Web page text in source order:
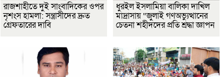
রাজশাহীতে দুই সাংবাদিকের ওপর
নৃশংস হামলা: সন্ত্রাসীদের দ্রুত
গ্রেফতারের দাবি
ধুরইল ইসলামিয়া বালিকা দাখিল
মাদ্রাসায় “জুলাই গণঅভ্যুত্থানের
চেতনা শহীদদের প্রতি শ্রদ্ধা জ্ঞাপন